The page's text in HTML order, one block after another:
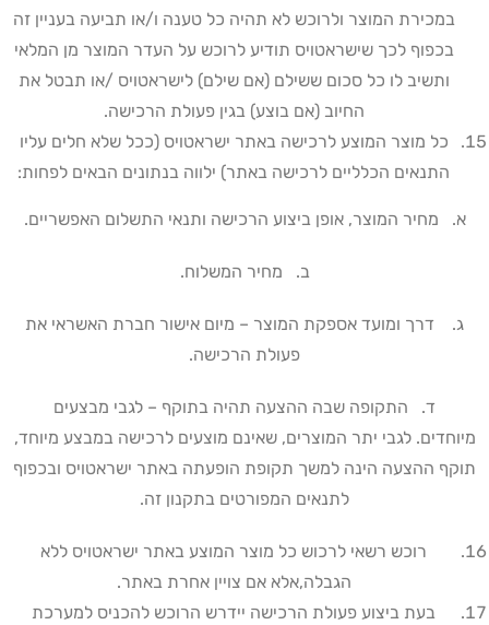
במכירת המוצר ולרוכש לא תהיה כל טענה ו/או תביעה בעניין זה
בכפוף לכך שישראטויס תודיע לרוכש על העדר המוצר מן המלאי
ותשיב לו כל סכום ששילם (אם שילם) לישראטויס /או תבטל את
החיוב (אם בוצע) בגין פעולת הרכישה.
כל מוצר המוצע לרכישה באתר ישראטויס (ככל שלא חלים עליו
התנאים הכלליים לרכישה באתר) ילווה בנתונים הבאים לפחות:
א. מחיר המוצר, אופן ביצוע הרכישה ותנאי התשלום האפשריים.
ב. מחיר המשלוח.
ג. דרך ומועד אספקת המוצר – מיום אישור חברת האשראי את
פעולת הרכישה.
ד. התקופה שבה ההצעה תהיה בתוקף – לגבי מבצעים
מיוחדים. לגבי יתר המוצרים, שאינם מוצעים לרכישה במבצע מיוחד,
תוקף ההצעה הינה למשך תקופת הופעתה באתר ישראטויס ובכפוף
לתנאים המפורטים בתקנון זה.
רוכש רשאי לרכוש כל מוצר המוצע באתר ישראטויס ללא
הגבלה,אלא אם צויין אחרת באתר.
בעת ביצוע פעולת הרכישה יידרש הרוכש להכניס למערכת